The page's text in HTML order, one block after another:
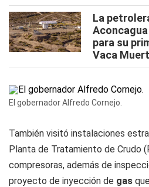
La
para su
Vaca
El gobernador Alfredo Cornejo.
También visitó instalaciones
Planta de Tratamiento de Crudo
compresoras, además de
proyecto de inyección de gas